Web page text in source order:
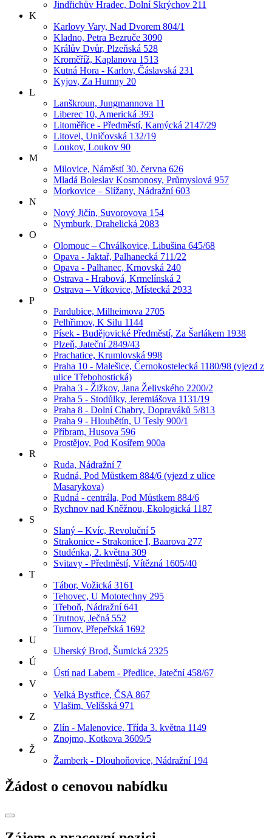
Jindřichův Hradec, Dolní Skrýchov 211
K
Karlovy Vary, Nad Dvorem 804/1
Kladno, Petra Bezruče 3090
Králův Dvůr, Plzeňská 528
Kroměříž, Kaplanova 1513
Kutná Hora - Karlov, Čáslavská 231
Kyjov, Za Humny 20
L
Lanškroun, Jungmannova 11
Liberec 10, Americká 393
Litoměřice - Předměstí, Kamýcká 2147/29
Litovel, Uničovská 132/19
Loukov, Loukov 90
M
Milovice, Náměstí 30. června 626
Mladá Boleslav Kosmonosy, Průmyslová 957
Morkovice – Slížany, Nádražní 603
N
Nový Jičín, Suvorovova 154
Nymburk, Drahelická 2083
O
Olomouc – Chválkovice, Libušina 645/68
Opava - Jaktař, Palhanecká 711/22
Opava - Palhanec, Krnovská 240
Ostrava - Hrabová, Krmelínská 2
Ostrava – Vítkovice, Místecká 2933
P
Pardubice, Milheimova 2705
Pelhřimov, K Silu 1144
Písek - Budějovické Předměstí, Za Šarlákem 1938
Plzeň, Jateční 2849/43
Prachatice, Krumlovská 998
Praha 10 - Malešice, Černokostelecká 1180/98 (vjezd z
ulice Třebohostická)
Praha 3 - Žižkov, Jana Želivského 2200/2
Praha 5 - Stodůlky, Jeremiášova 1131/19
Praha 8 - Dolní Chabry, Dopraváků 5/813
Praha 9 - Hloubětín, U Tesly 900/1
Příbram, Husova 596
Prostějov, Pod Kosířem 900a
R
Ruda, Nádražní 7
Rudná, Pod Můstkem 884/6 (vjezd z ulice
Masarykova)
Rudná - centrála, Pod Můstkem 884/6
Rychnov nad Kněžnou, Ekologická 1187
S
Slaný – Kvíc, Revoluční 5
Strakonice - Strakonice I, Baarova 277
Studénka, 2. května 309
Svitavy - Předměstí, Vítězná 1605/40
T
Tábor, Vožická 3161
Tehovec, U Mototechny 295
Třeboň, Nádražní 641
Trutnov, Ječná 552
Turnov, Přepeřská 1692
U
Uherský Brod, Šumická 2325
Ú
Ústí nad Labem - Předlice, Jateční 458/67
V
Velká Bystřice, ČSA 867
Vlašim, Velíšská 971
Z
Zlín - Malenovice, Třída 3. května 1149
Znojmo, Kotkova 3609/5
Ž
Žamberk - Dlouhoňovice, Nádražní 194
Žádost o cenovou nabídku